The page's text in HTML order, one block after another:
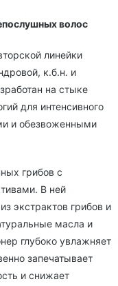
волос
линейки
к.б.н. и
на стыке
для интенсивного
и обезвоженными
грибов с
В ней
экстрактов грибов и
масла и
глубоко увлажняет
запечатывает
и снижает